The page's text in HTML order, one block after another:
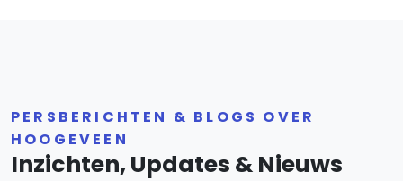
PERSBERICHTEN & BLOGS OVER
HOOGEVEEN
Inzichten, Updates & Nieuws